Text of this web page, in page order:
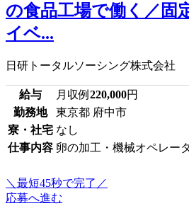
の食品工場で働く／固
イベ...
日研トータルソーシング株式会社
給与 月収例 220,000円
勤務地
東京都 府中市
寮・社宅 なし
仕事内容 卵の加工・機械オペレー
＼最短45秒で完了／
応募へ進む